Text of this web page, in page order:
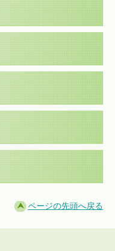
ページの先頭へ戻る